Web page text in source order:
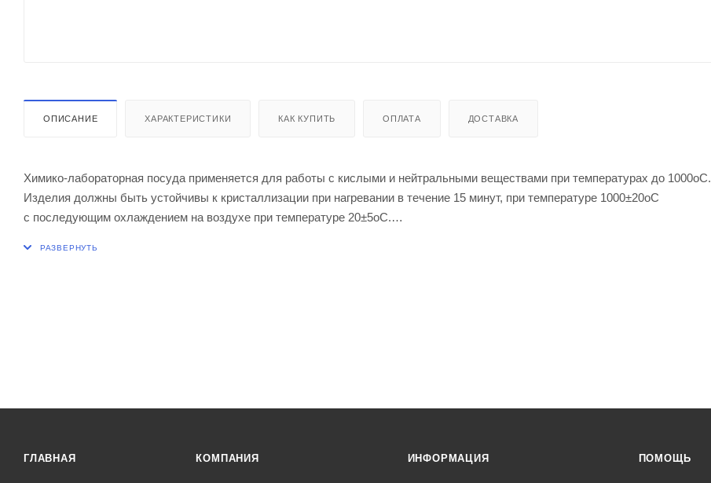
ОПИСАНИЕ ХАРАКТЕРИСТИКИ КАК КУПИТЬ ОПЛАТА ДОСТАВКА
Химико-лабораторная посуда применяется для работы с кислыми и нейтральными веществами при температурах до 1000оС.
Изделия должны быть устойчивы к кристаллизации при нагревании в течение 15 минут, при температуре 1000±20оС
с последующим охлаждением на воздухе при температуре 20±5оС.
ГЛАВНАЯ КОМПАНИЯ ИНФОРМАЦИЯ ПОМОЩЬ